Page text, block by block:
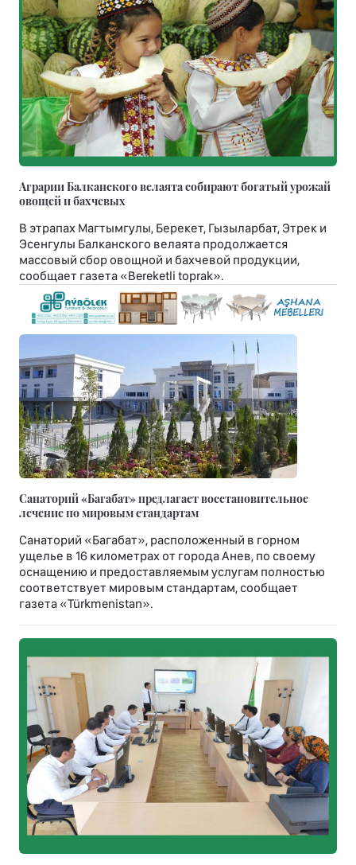
Аграрии Балканского велаята собирают богатый урожай
овощей и бахчевых
В этрапах Магтымгулы, Берекет, Гызыларбат, Этрек и
Эсенгулы Балканского велаята продолжается
массовый сбор овощной и бахчевой продукции,
сообщает газета «Bereketli toprak».
Санаторий «Багабат» предлагает восстановительное
лечение по мировым стандартам
Санаторий «Багабат», расположенный в горном
ущелье в 16 километрах от города Анев, по своему
оснащению и предоставляемым услугам полностью
соответствует мировым стандартам, сообщает
газета «Türkmenistan».